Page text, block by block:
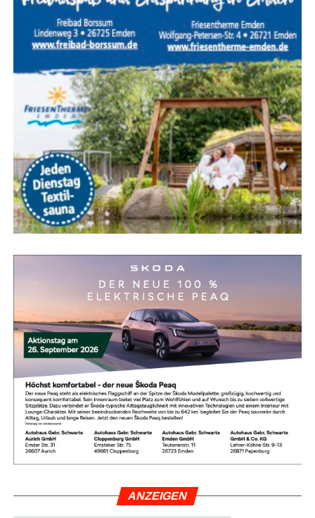
August 2026 (jeweils 07:00 bis 20:00 Uhr):
Weiß­dorn­stra­ße, Rot­dorn­stra­ße, Von-Bodel­
schwingh-Stra­ße Die­se Stra­ßen wer­den nach­ein­
an­der gesperrt,
begin­nend mit der Von-Bodel­
schwingh-Stra­ße.Da es sich hier­bei jeweils um
Sack­gas­sen han­delt,ist kei­ne Umlei­tung für den
Kraft­fahr­zeug­ver­kehr möglich.
Wich­ti­ge Hin­wei­se für Anlie­ger und Rettungskräfte
Trotz der Voll­sper­run­gen gel­ten wich­ti­ge
Ausnahmeregelungen:
Die Durch­fahrt für Fahr­zeu­ge desRet­tungs­diens­
Fuß­gän­ger
kön­nen die Bau­stel­len­be­rei­che jeder­
zeit passieren.
Abends und nachts(jeweils ab 20:00 Uhr) wer­
den die Sper­run­gen nach Been­di­gung der täg­li­
chen Arbei­ten auf­ge­ho­ben,sodass die Durch­fahrt
wie­der mög­lich ist.
Die betrof­fe­nen Anlie­ger wer­den zusätz­lich schrift­lich
den genann­ten Zeit­räu­men zwin­gend auf ihr Kraft­fahr­
zeug ange­wie­sen sind,wer­den gebe­ten,
ANZEI­GEN